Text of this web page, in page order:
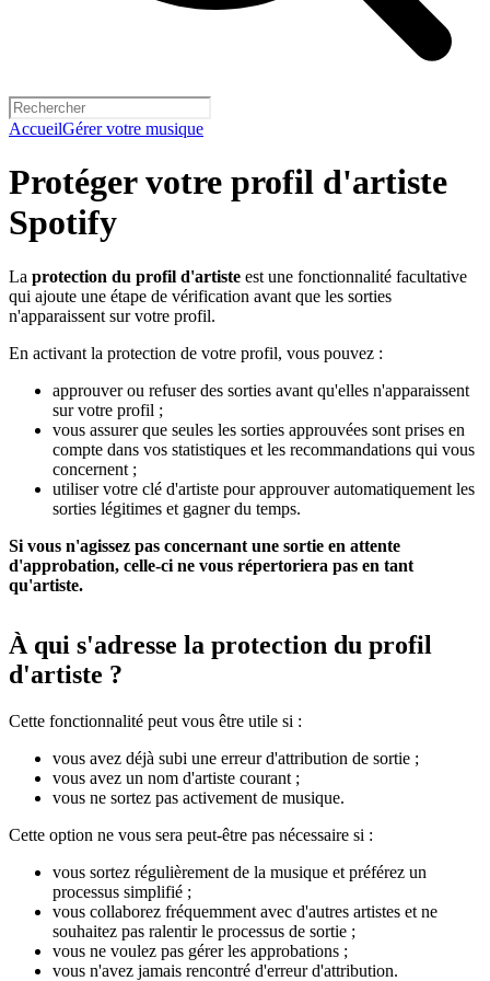
AccueilGérer votre musique
Protéger votre profil d'artiste
Spotify
La protection du profil d'artiste est une fonctionnalité facultative
qui ajoute une étape de vérification avant que les sorties
n'apparaissent sur votre profil.
En activant la protection de votre profil, vous pouvez :
approuver ou refuser des sorties avant qu'elles n'apparaissent
sur votre profil ;
vous assurer que seules les sorties approuvées sont prises en
compte dans vos statistiques et les recommandations qui vous
concernent ;
utiliser votre clé d'artiste pour approuver automatiquement les
sorties légitimes et gagner du temps.
Si vous n'agissez pas concernant une sortie en attente
d'approbation, celle-ci ne vous répertoriera pas en tant
qu'artiste.
À qui s'adresse la protection du profil
d'artiste ?
Cette fonctionnalité peut vous être utile si :
vous avez déjà subi une erreur d'attribution de sortie ;
vous avez un nom d'artiste courant ;
vous ne sortez pas activement de musique.
Cette option ne vous sera peut-être pas nécessaire si :
vous sortez régulièrement de la musique et préférez un
processus simplifié ;
vous collaborez fréquemment avec d'autres artistes et ne
souhaitez pas ralentir le processus de sortie ;
vous ne voulez pas gérer les approbations ;
vous n'avez jamais rencontré d'erreur d'attribution.